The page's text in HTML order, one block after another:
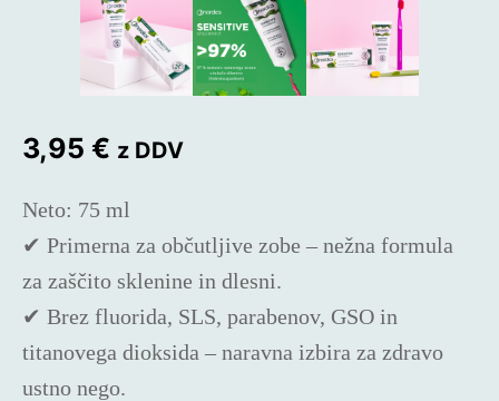
3,95 € z DDV
Neto: 75 ml
✔ Primerna za občutljive zobe – nežna formula
za zaščito sklenine in dlesni.
✔ Brez fluorida, SLS, parabenov, GSO in
titanovega dioksida – naravna izbira za zdravo
ustno nego.